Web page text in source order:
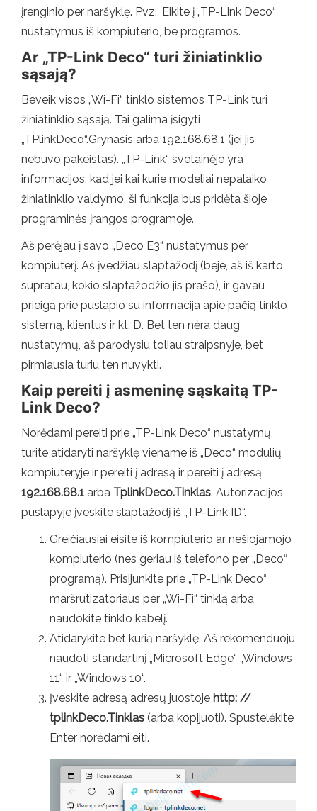
įrenginio per naršyklę. Pvz., Eikite į „TP-Link Deco“
nustatymus iš kompiuterio, be programos.
Ar „TP-Link Deco“ turi žiniatinklio
sąsają?
Beveik visos „Wi-Fi“ tinklo sistemos TP-Link turi
žiniatinklio sąsają. Tai galima įsigyti
„TPlinkDeco“.Grynasis arba 192.168.68.1 (jei jis
nebuvo pakeistas). „TP-Link“ svetainėje yra
informacijos, kad jei kai kurie modeliai nepalaiko
žiniatinklio valdymo, ši funkcija bus pridėta šioje
programinės įrangos programoje.
Aš perėjau į savo „Deco E3“ nustatymus per
kompiuterį. Aš įvedžiau slaptažodį (beje, aš iš karto
supratau, kokio slaptažodžio jis prašo), ir gavau
prieigą prie puslapio su informacija apie pačią tinklo
sistemą, klientus ir kt. D. Bet ten nėra daug
nustatymų, aš parodysiu toliau straipsnyje, bet
pirmiausia turiu ten nuvykti.
Kaip pereiti į asmeninę sąskaitą TP-
Link Deco?
Norėdami pereiti prie „TP-Link Deco“ nustatymų,
turite atidaryti naršyklę viename iš „Deco“ modulių
kompiuteryje ir pereiti į adresą ir pereiti į adresą
192.168.68.1 arba TplinkDeco.Tinklas. Autorizacijos
puslapyje įveskite slaptažodį iš „TP-Link ID“.
Greičiausiai eisite iš kompiuterio ar nešiojamojo
kompiuterio (nes geriau iš telefono per „Deco“
programą). Prisijunkite prie „TP-Link Deco“
maršrutizatoriaus per „Wi-Fi“ tinklą arba
naudokite tinklo kabelį.
Atidarykite bet kurią naršyklę. Aš rekomenduoju
naudoti standartinį „Microsoft Edge“ „Windows
11“ ir „Windows 10“.
Įveskite adresą adresų juostoje http: //
tplinkDeco.Tinklas (arba kopijuoti). Spustelėkite
Enter norėdami eiti.